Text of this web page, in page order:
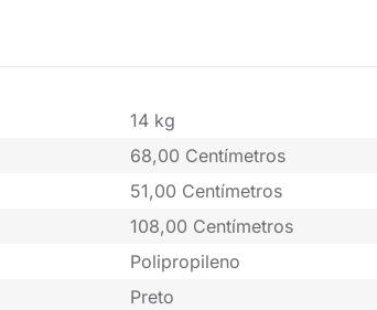
14 kg
68,00 Centímetros
51,00 Centímetros
108,00 Centímetros
Polipropileno
Preto